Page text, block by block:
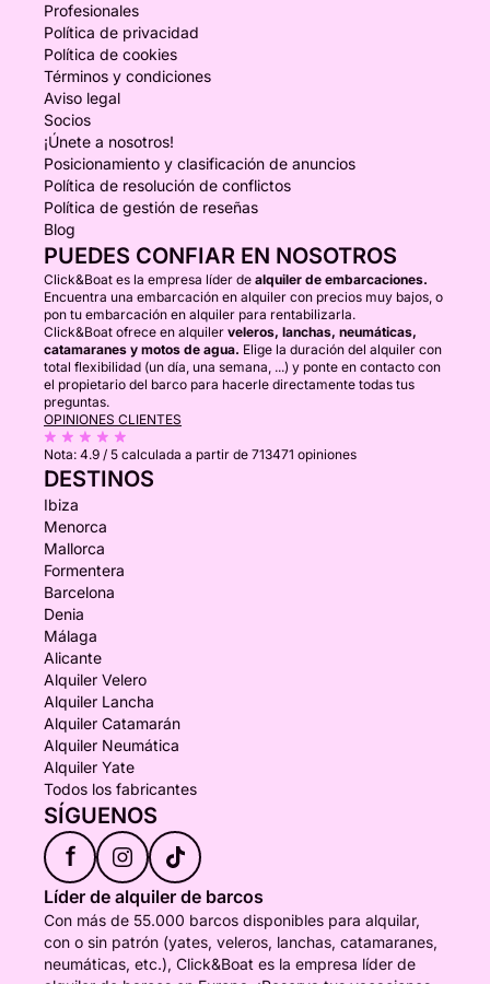
Profesionales
Política de privacidad
Política de cookies
Términos y condiciones
Aviso legal
Socios
¡Únete a nosotros!
Posicionamiento y clasificación de anuncios
Política de resolución de conflictos
Política de gestión de reseñas
Blog
PUEDES CONFIAR EN NOSOTROS
Click&Boat es la empresa líder de alquiler de embarcaciones.
Encuentra una embarcación en alquiler con precios muy bajos, o
pon tu embarcación en alquiler para rentabilizarla.
Click&Boat ofrece en alquiler veleros, lanchas, neumáticas,
catamaranes y motos de agua. Elige la duración del alquiler con
total flexibilidad (un día, una semana, ...) y ponte en contacto con
el propietario del barco para hacerle directamente todas tus
preguntas.
OPINIONES CLIENTES
Nota: 4.9 / 5 calculada a partir de 713471 opiniones
DESTINOS
Ibiza
Menorca
Mallorca
Formentera
Barcelona
Denia
Málaga
Alicante
Alquiler Velero
Alquiler Lancha
Alquiler Catamarán
Alquiler Neumática
Alquiler Yate
Todos los fabricantes
SÍGUENOS
f
Líder de alquiler de barcos
Con más de 55.000 barcos disponibles para alquilar,
con o sin patrón (yates, veleros, lanchas, catamaranes,
neumáticas, etc.), Click&Boat es la empresa líder de